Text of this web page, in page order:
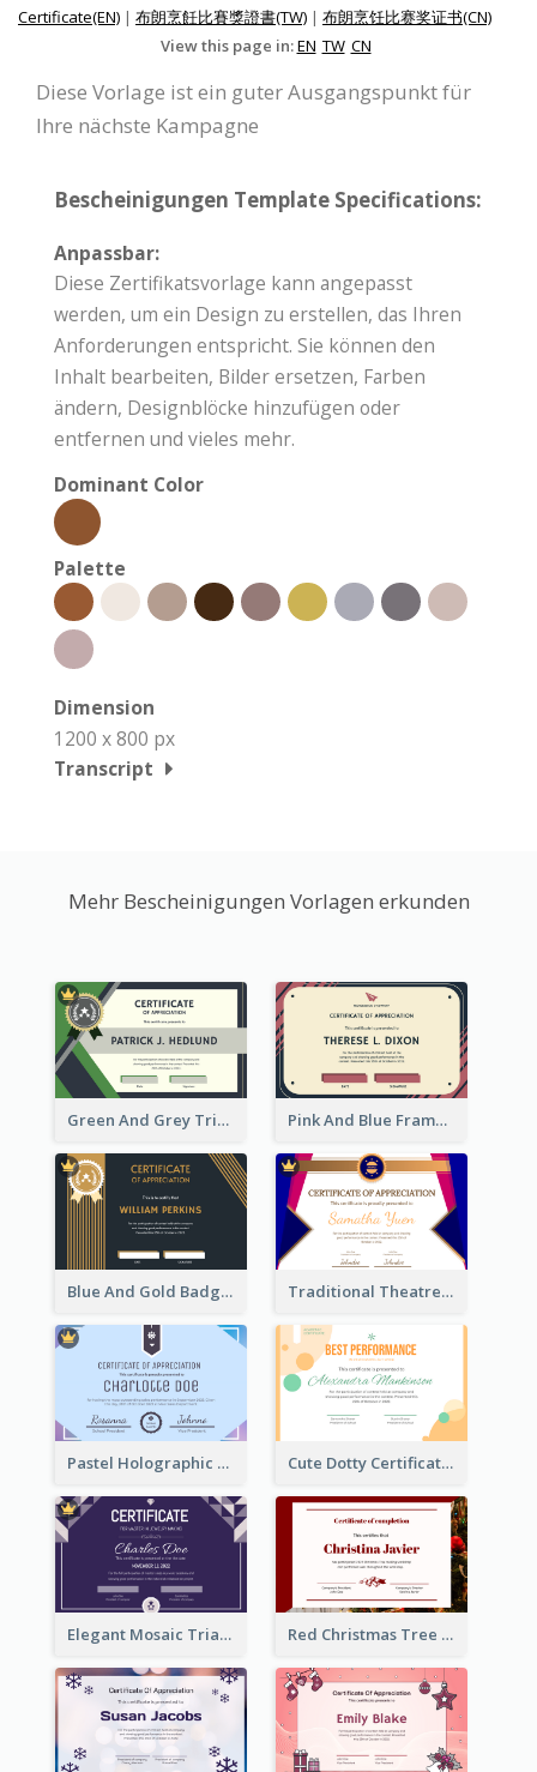
Certificate(EN) | 布朗烹飪比賽獎證書(TW) | 布朗烹饪比赛奖证书(CN)
View this page in:EN TW CN
Diese Vorlage ist ein guter Ausgangspunkt für
Ihre nächste Kampagne
Bescheinigungen Template Specifications:
Anpassbar:
Diese Zertifikatsvorlage kann angepasst
werden, um ein Design zu erstellen, das Ihren
Anforderungen entspricht. Sie können den
Inhalt bearbeiten, Bilder ersetzen, Farben
ändern, Designblöcke hinzufügen oder
entfernen und vieles mehr.
Dominant Color
Palette
Dimension
1200 x 800 px
Transcript
Mehr Bescheinigungen Vorlagen erkunden
Green And Grey Triangles With Badge Certificate Pink And Blue Frame Company Certificate
Blue And Gold Badge Appreciation Certificate Traditional Theatre Certificate Design Template
Pastel Holographic Certificate Of Appreciation Cute Dotty Certificate Design Template Idea
Elegant Mosaic Triangular Certificate Design Template Red Christmas Tree Triangle Photo Certificate